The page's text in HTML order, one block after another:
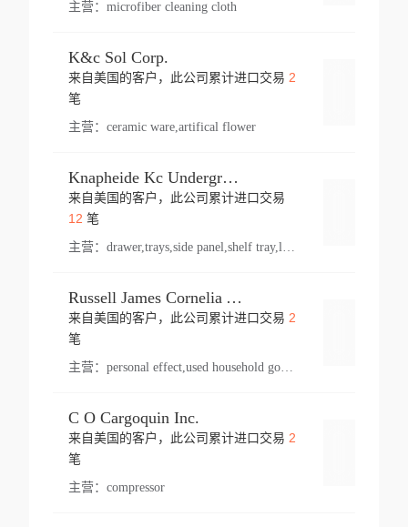
主营： microfiber cleaning cloth
K&c Sol Corp.
来自美国的客户，此公司累计进口交易 2
笔
主营： ceramic ware,artifical flower
Knapheide Kc Underground
来自美国的客户，此公司累计进口交易
12 笔
主营：
Russell James Cornelia Arlington Va
来自美国的客户，此公司累计进口交易 2
笔
主营： personal effect,used household goods
C O Cargoquin Inc.
来自美国的客户，此公司累计进口交易 2
笔
主营： compressor